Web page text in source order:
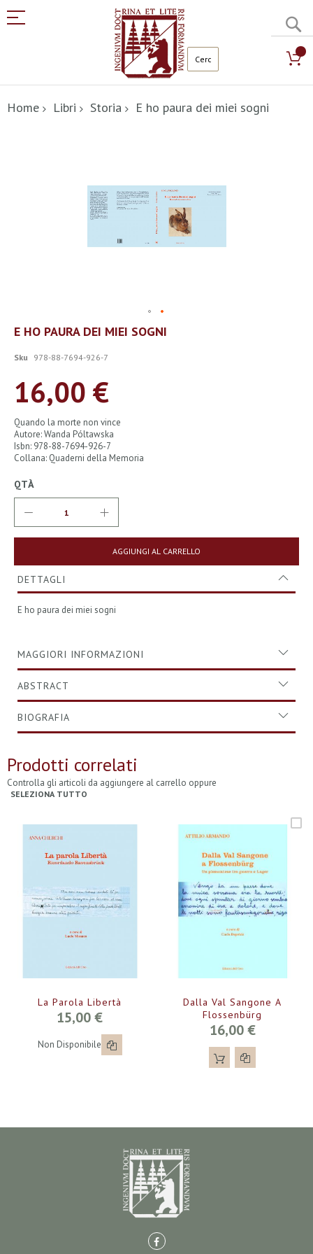
al
contenuto
Home Libri Storia E ho paura dei miei sogni
Vai
all'inizio
galleria
immagini
E HO PAURA DEI MIEI SOGNI
Sku 978-88-7694-926-7
16,00 €
Quando la morte non vince
Autore: Wanda Póltawska
Isbn: 978-88-7694-926-7
Collana: Quaderni della Memoria
QTÀ
AGGIUNGI AL CARRELLO
DETTAGLI
E ho paura dei miei sogni
MAGGIORI INFORMAZIONI
ABSTRACT
BIOGRAFIA
Prodotti correlati
Controlla gli articoli da aggiungere al carrello oppure
SELEZIONA TUTTO
La Parola Libertà
15,00 €
Non Disponibile
Dalla Val Sangone A
Flossenbürg
16,00 €